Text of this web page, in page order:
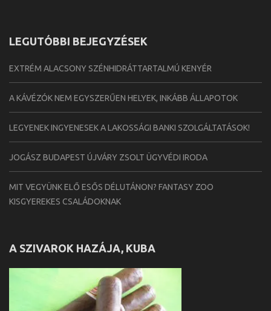
LEGUTÓBBI BEJEGYZÉSEK
EXTRÉM ALACSONY SZÉNHIDRÁTTARTALMÚ KENYÉR
A KÁVÉZÓK NEM EGYSZERŰEN HELYEK, INKÁBB ÁLLAPOTOK
LEGYENEK INGYENESEK A LAKOSSÁGI BANKI SZOLGÁLTATÁSOK!
JOGÁSZ BUDAPEST ÚJVÁRY ZSOLT ÜGYVÉDI IRODA
MIT VEGYÜNK ELŐ ESŐS DÉLUTÁNON? FANTASY ZOO
KISGYEREKES CSALÁDOKNAK
A SZIVAROK HAZÁJA, KUBA